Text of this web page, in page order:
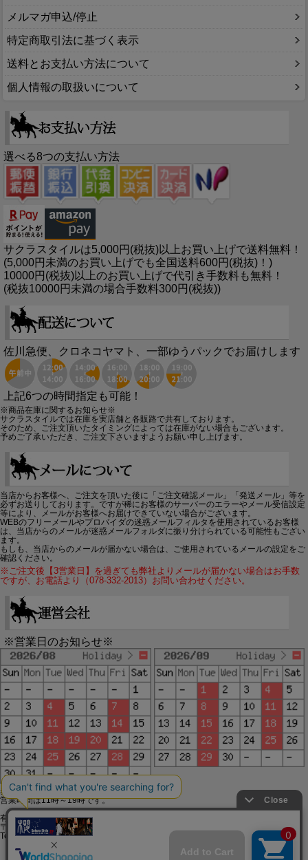
メルマガ申込/停止
特定商取引法に基づく表示
送料とお支払い方法について
個人情報の取扱いについて
選べる8つの支払い方法
サクラスタイルは5,000円(税抜)以上お買い上げで送料無料！
(5,000円未満のお買い上げでも全国送料600円(税抜)！)
10000円(税抜)以上のお買い上げで代引き手数料も無料！
(税抜10000円未満の場合手数料300円(税抜))
佐川急便、クロネコヤマト、一部ゆうパックでお届けします
上記6つの時間指定も可能！
※商品在庫に関するお知らせ※
サクラスタイルでは在庫を実店舗と各販路で共有しております。
そのため、ご注文頂いたタイミングによっては在庫がない場合もございます。
予めご了承いただき、ご注文下さいますようお願い申し上げます。
当店からお客様へ、ご注文を頂いた後に「ご注文確認メール」「発送メール」等を
必ずお送りしております。ですが稀にお客様のサーバーのエラーやメール受信設定
等により、メールがお客様へお届けできていない場合がございます。
WEBのフリーメールやプロバイダの迷惑メールフィルタを使用されているお客様
は、当店からのメールが迷惑メールフォルダに振り分けられている可能性もござい
ます。
もしも、当店からのメールが届かない場合は、ご使用されているメールの設定をご
確認ください。
※ご注文後【3営業日】を過ぎても弊社よりメールが届かない場合はお手数
ですが、お電話より（078-332-2013）お問い合わせください。
※営業日のお知らせ※
赤字で塗られた日は配送定休日です。
営業時間は11時～19時です。
有限会社ジップジップ SakuraStyle通販事業部
〒650-0021 神戸市中央区三宮町3-9-19イトウビル1,4F
Tel:078-332-2013 FAX:078-333-6644